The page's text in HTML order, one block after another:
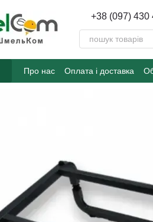
+38 (097) 430
Про нас Оплата і доставка